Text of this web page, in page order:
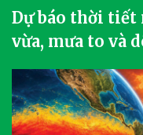
Dự báo thời tiết
vừa, mưa to và